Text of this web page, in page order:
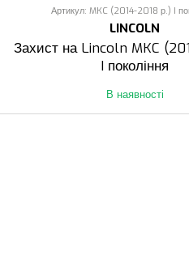
Артикул: MKC (2014-2018 р.) I
LINCOLN
Захист на Lincoln MKC
I покоління
В наявності